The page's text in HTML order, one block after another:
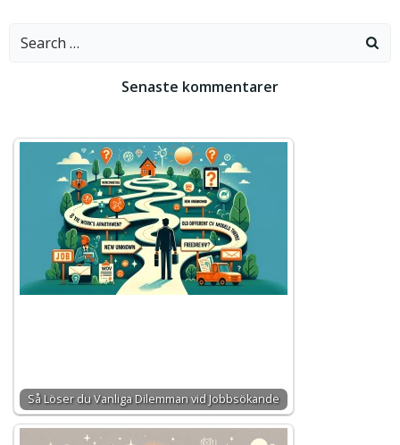
Search
Senaste kommentarer
Så Löser du Vanliga Dilemman vid Jobbsökande